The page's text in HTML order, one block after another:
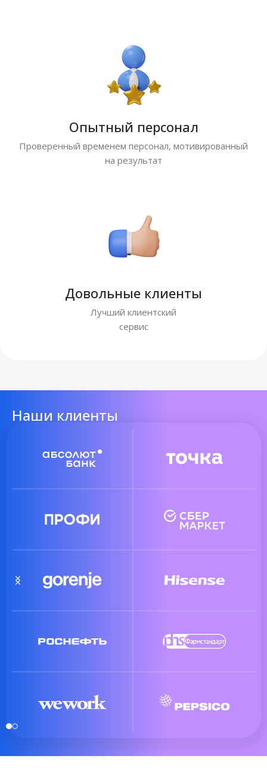
Опытный персонал
Проверенный временем персонал, мотивированный
на результат
Довольные клиенты
Лучший клиентский
сервис
Наши клиенты